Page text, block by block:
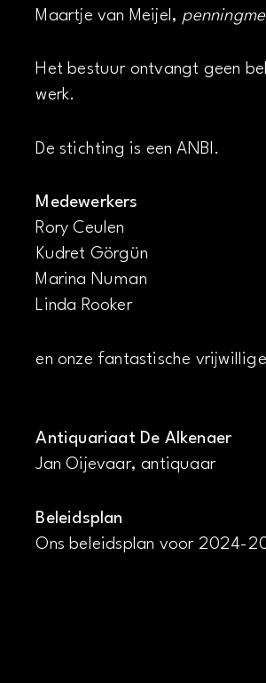
Maartje van Meijel,
Het bestuur ontvangt geen
werk.
De stichting is een ANBI.
Medewerkers
Rory Ceulen
Kudret Görgün
Marina Numan
Linda Rooker
en onze fantastische
Antiquariaat De Alkenaer
Jan Oijevaar, antiquaar
Beleidsplan
Ons beleidsplan voor 2024-